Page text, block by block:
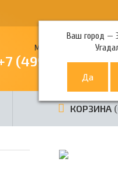
Ваш город —
Многоканальный
(499) 380-80-
КОРЗИНА